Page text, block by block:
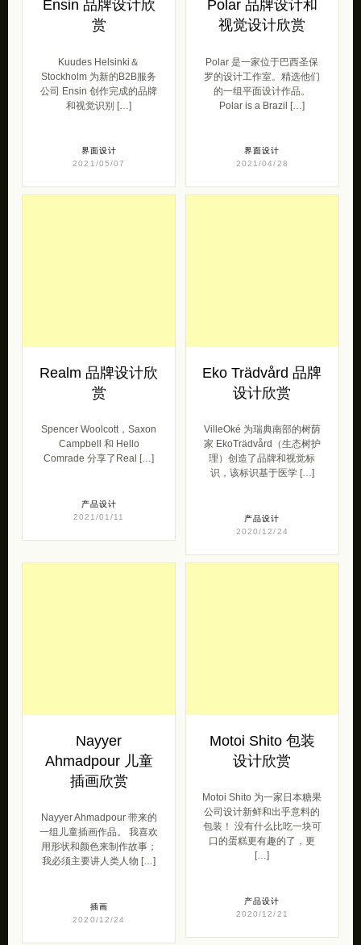
Ensin 品牌设计欣
赏
Kuudes Helsinki＆
Stockholm 为新的B2B服务
公司 Ensin 创作完成的品牌
和视觉识别 […]
界面设计
2021/05/07
Polar 品牌设计和
视觉设计欣赏
Polar 是一家位于巴西圣保
罗的设计工作室。精选他们
的一组平面设计作品。
Polar is a Brazil […]
界面设计
2021/04/28
Realm 品牌设计欣
赏
Spencer Woolcott，Saxon
Campbell 和 Hello
Comrade 分享了Real […]
产品设计
2021/01/11
Eko Trädvård 品牌
设计欣赏
VilleOké 为瑞典南部的树荫
家 EkoTrädvård（生态树护
理）创造了品牌和视觉标
识，该标识基于医学 […]
产品设计
2020/12/24
Nayyer
Ahmadpour 儿童
插画欣赏
Nayyer Ahmadpour 带来的
一组儿童插画作品。 我喜欢
用形状和颜色来制作故事；
我必须主要讲人类人物 […]
插画
2020/12/24
Motoi Shito 包装
设计欣赏
Motoi Shito 为一家日本糖果
公司设计新鲜和出乎意料的
包装！ 没有什么比吃一块可
口的蛋糕更有趣的了，更
[…]
产品设计
2020/12/21